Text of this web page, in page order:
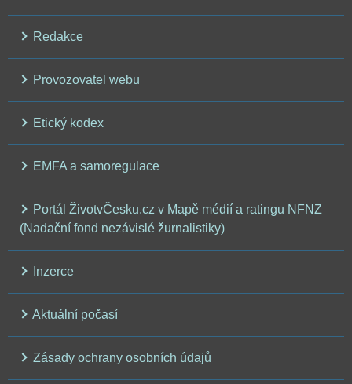
Redakce
Provozovatel webu
Etický kodex
EMFA a samoregulace
Portál ŽivotvČesku.cz v Mapě médií a ratingu NFNZ
(Nadační fond nezávislé žurnalistiky)
Inzerce
Aktuální počasí
Zásady ochrany osobních údajů